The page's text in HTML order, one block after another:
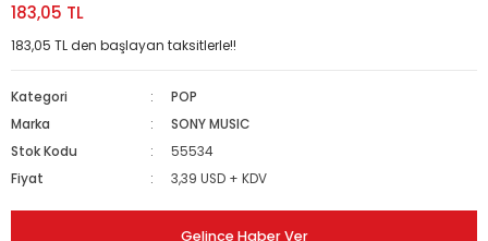
183,05 TL
183,05 TL den başlayan taksitlerle!!
Kategori
POP
Marka
SONY MUSIC
Stok Kodu
55534
Fiyat
3,39 USD + KDV
Gelince Haber Ver